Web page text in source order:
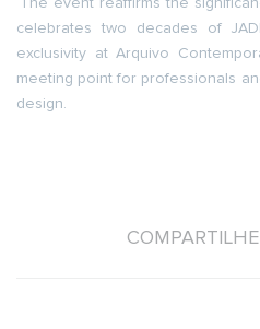
celebrates two decades of
exclusivity at Arquivo
meeting point for professionals
design.